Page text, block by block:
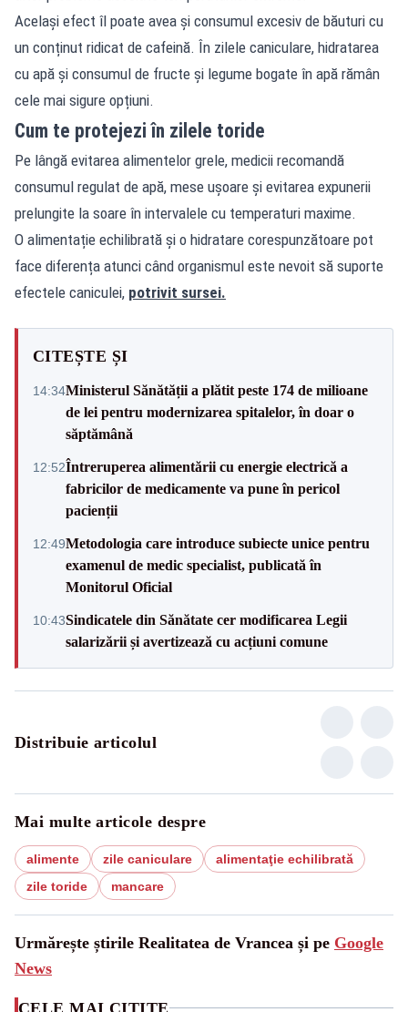
Același efect îl poate avea și consumul excesiv de băuturi cu
un conținut ridicat de cafeină. În zilele caniculare, hidratarea
cu apă și consumul de fructe și legume bogate în apă rămân
cele mai sigure opțiuni.
Cum te protejezi în zilele toride
Pe lângă evitarea alimentelor grele, medicii recomandă
consumul regulat de apă, mese ușoare și evitarea expunerii
prelungite la soare în intervalele cu temperaturi maxime.
O alimentație echilibrată și o hidratare corespunzătoare pot
face diferența atunci când organismul este nevoit să suporte
efectele caniculei, potrivit sursei.
CITEȘTE ȘI
14:34Ministerul Sănătății a plătit peste 174 de milioane
de lei pentru modernizarea spitalelor, în doar o
săptămână
12:52Întreruperea alimentării cu energie electrică a
fabricilor de medicamente va pune în pericol
pacienții
12:49Metodologia care introduce subiecte unice pentru
examenul de medic specialist, publicată în
Monitorul Oficial
10:43Sindicatele din Sănătate cer modificarea Legii
salarizării și avertizează cu acțiuni comune
Distribuie articolul
Mai multe articole despre
alimente zile caniculare
alimentaţie echilibrată
zile toride
mancare
Urmărește știrile Realitatea de Vrancea și pe Google
News
CELE MAI CITITE